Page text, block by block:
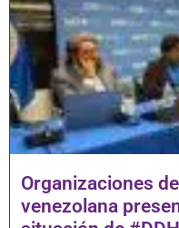
Organizaciones
venezolana